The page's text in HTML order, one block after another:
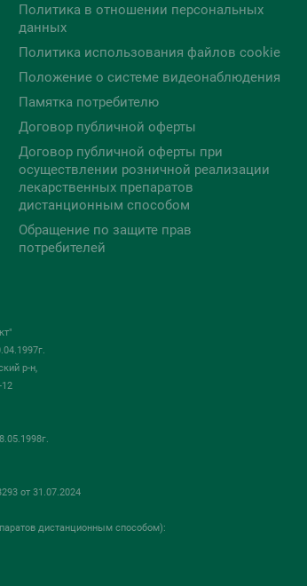
Политика в отношении персональных
данных
Политика использования файлов cookie
Положение о системе видеонаблюдения
Памятка потребителю
Договор публичной оферты
Договор публичной оферты при
осуществлении розничной реализации
лекарственных препаратов
дистанционным способом
Обращение по защите прав
потребителей
р-н,
от 31.07.2024
дистанционным способом):